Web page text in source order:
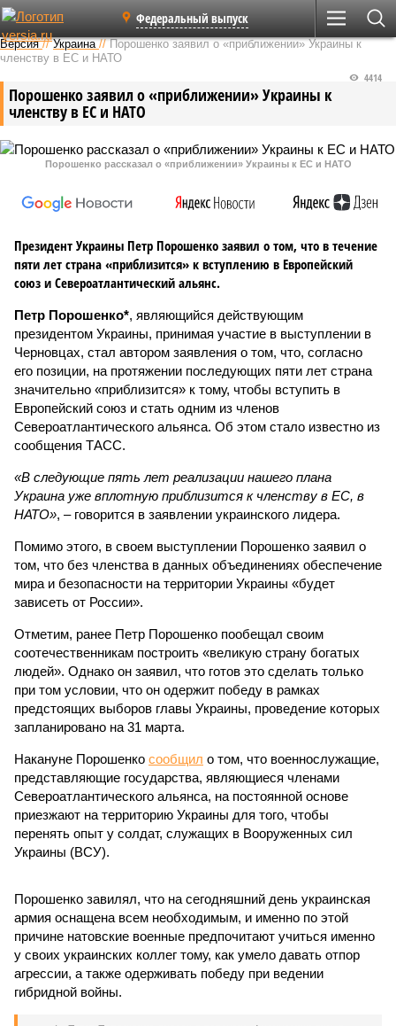
Федеральный выпуск
Версия //Украина //Порошенко заявил о «приближении» Украины к
членству в ЕС и НАТО
Порошенко заявил о «приближении» Украины к
членству в ЕС и НАТО
4414
Порошенко рассказал о «приближении» Украины к ЕС и НАТО
Президент Украины Петр Порошенко заявил о том, что в течение
пяти лет страна «приблизится» к вступлению в Европейский
союз и Североатлантический альянс.
Петр Порошенко*, являющийся действующим
президентом Украины, принимая участие в выступлении в
Черновцах, стал автором заявления о том, что, согласно
его позиции, на протяжении последующих пяти лет страна
значительно «приблизится» к тому, чтобы вступить в
Европейский союз и стать одним из членов
Североатлантического альянса. Об этом стало известно из
сообщения ТАСС.
«В следующие пять лет реализации нашего плана
Украина уже вплотную приблизится к членству в ЕС, в
НАТО», – говорится в заявлении украинского лидера.
Помимо этого, в своем выступлении Порошенко заявил о
том, что без членства в данных объединениях обеспечение
мира и безопасности на территории Украины «будет
зависеть от России».
Отметим, ранее Петр Порошенко пообещал своим
соотечественникам построить «великую страну богатых
людей». Однако он заявил, что готов это сделать только
при том условии, что он одержит победу в рамках
предстоящих выборов главы Украины, проведение которых
запланировано на 31 марта.
Накануне Порошенко сообщил о том, что военнослужащие,
представляющие государства, являющиеся членами
Североатлантического альянса, на постоянной основе
приезжают на территорию Украины для того, чтобы
перенять опыт у солдат, служащих в Вооруженных сил
Украины (ВСУ).
Порошенко завилял, что на сегодняшний день украинская
армия оснащена всем необходимым, и именно по этой
причине натовские военные предпочитают учиться именно
у своих украинских коллег тому, как умело давать отпор
агрессии, а также одерживать победу при ведении
гибридной войны.